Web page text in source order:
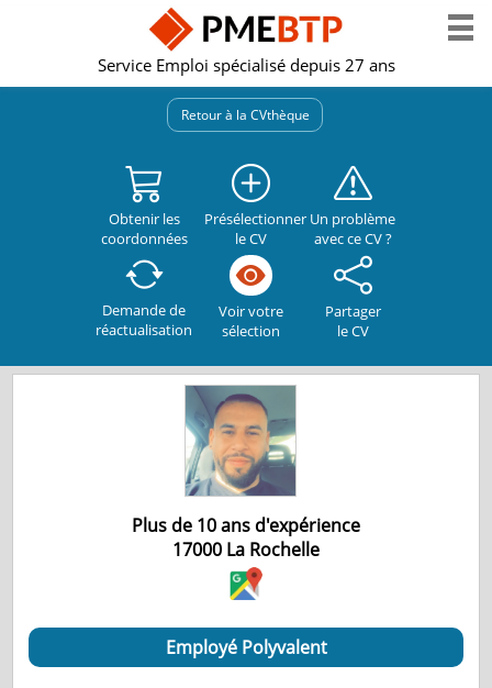
Service Emploi spécialisé depuis 27 ans
Retour à la CVthèque
Obtenir les
coordonnées
Présélectionner
le CV
Un problème
avec ce CV ?
Demande de
réactualisation
Voir votre
sélection
Partager
le CV
Plus de 10 ans d'expérience
17000 La Rochelle
Employé Polyvalent